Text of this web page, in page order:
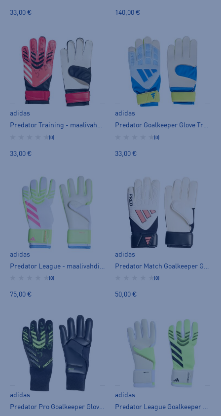
33,00 € 140,00 €
adidas
Predator Training - maalivahdin hanska
(0)
33,00 €
adidas
Predator Goalkeeper Glove Training U - maalivahdin hanska
(0)
33,00 €
adidas
(0)
75,00 €
adidas
(0)
50,00 €
adidas
Predator Pro Goalkeeper Gloves - maalivahdin hanska
adidas
Predator League Goalkeeper Gloves - maalivahdin hanska